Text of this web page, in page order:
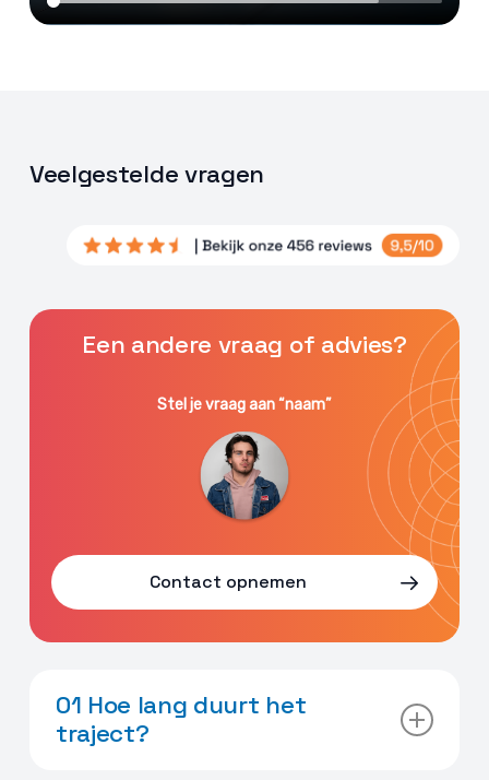
Veelgestelde vragen
01 Hoe lang duurt het
traject?
Een andere vraag of advies?
Stel je vraag aan “naam”
Contact opnemen